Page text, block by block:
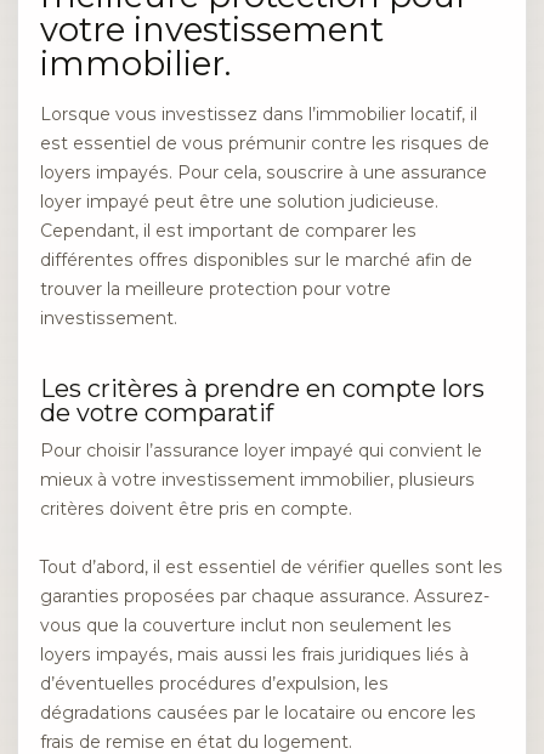
votre investissement
immobilier.
Lorsque vous investissez dans l’immobilier locatif, il
est essentiel de vous prémunir contre les risques de
loyers impayés. Pour cela, souscrire à une assurance
loyer impayé peut être une solution judicieuse.
Cependant, il est important de comparer les
différentes offres disponibles sur le marché afin de
trouver la meilleure protection pour votre
investissement.
Les critères à prendre en compte lors
de votre comparatif
Pour choisir l’assurance loyer impayé qui convient le
mieux à votre investissement immobilier, plusieurs
critères doivent être pris en compte.
Tout d’abord, il est essentiel de vérifier quelles sont les
garanties proposées par chaque assurance. Assurez-
vous que la couverture inclut non seulement les
loyers impayés, mais aussi les frais juridiques liés à
d’éventuelles procédures d’expulsion, les
dégradations causées par le locataire ou encore les
frais de remise en état du logement.